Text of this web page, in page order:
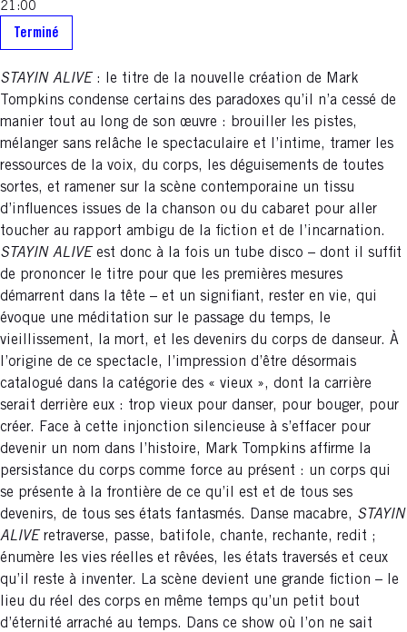
21:00
Terminé
STAYIN ALIVE : le titre de la nouvelle création de Mark
Tompkins condense certains des paradoxes qu’il n’a cessé de
manier tout au long de son œuvre : brouiller les pistes,
mélanger sans relâche le spectaculaire et l’intime, tramer les
ressources de la voix, du corps, les déguisements de toutes
sortes, et ramener sur la scène contemporaine un tissu
d’influences issues de la chanson ou du cabaret pour aller
toucher au rapport ambigu de la fiction et de l’incarnation.
STAYIN ALIVE est donc à la fois un tube disco – dont il suffit
de prononcer le titre pour que les premières mesures
démarrent dans la tête – et un signifiant, rester en vie, qui
évoque une méditation sur le passage du temps, le
vieillissement, la mort, et les devenirs du corps de danseur. À
l’origine de ce spectacle, l’impression d’être désormais
catalogué dans la catégorie des « vieux », dont la carrière
serait derrière eux : trop vieux pour danser, pour bouger, pour
créer. Face à cette injonction silencieuse à s’effacer pour
devenir un nom dans l’histoire, Mark Tompkins affirme la
persistance du corps comme force au présent : un corps qui
se présente à la frontière de ce qu’il est et de tous ses
devenirs, de tous ses états fantasmés. Danse macabre, STAYIN
ALIVE retraverse, passe, batifole, chante, rechante, redit ;
énumère les vies réelles et rêvées, les états traversés et ceux
qu’il reste à inventer. La scène devient une grande fiction – le
lieu du réel des corps en même temps qu’un petit bout
d’éternité arraché au temps. Dans ce show où l’on ne sait